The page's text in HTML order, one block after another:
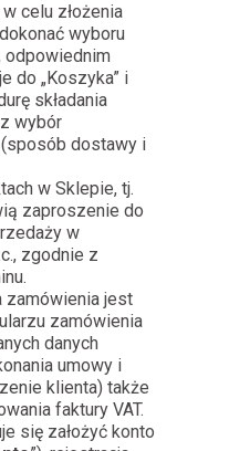
celu złożenia
wyboru
odpowiednim
do „Koszyka” i
składania
wybór
dostawy i
w Sklepie, tj.
zaproszenie do
w
zgodnie z
zamówienia jest
zamówienia
danych
umowy i
klienta) także
faktury VAT.
się założyć konto